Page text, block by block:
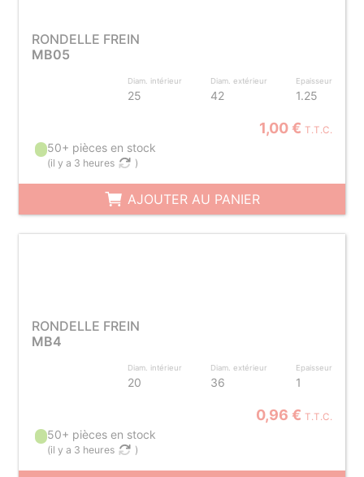
RONDELLE FREIN
MB05
Diam. intérieur
25
Diam. extérieur
42
Epaisseur
1.25
1,00 € T.T.C.
50+ pièces en stock
(il y a 3 heures )
AJOUTER AU PANIER
RONDELLE FREIN
MB4
Diam. intérieur
20
Diam. extérieur
36
Epaisseur
1
0,96 € T.T.C.
50+ pièces en stock
(il y a 3 heures )